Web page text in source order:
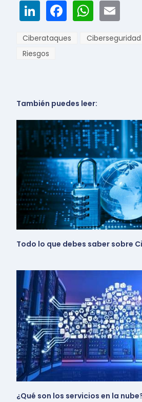
LinkedInFacebook
Ciberataques Ciberseguridad
Riesgos
También puedes leer:
Todo lo que debes saber sobre
¿Qué son los servicios en la